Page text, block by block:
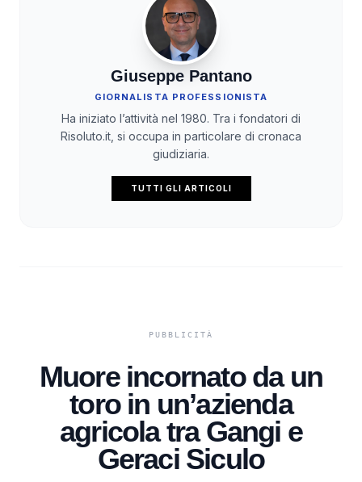
Giuseppe Pantano
GIORNALISTA PROFESSIONISTA
Ha iniziato l’attività nel 1980. Tra i fondatori di
Risoluto.it, si occupa in particolare di cronaca
giudiziaria.
TUTTI GLI ARTICOLI
Muore incornato da un
toro in un’azienda
agricola tra Gangi e
Geraci Siculo